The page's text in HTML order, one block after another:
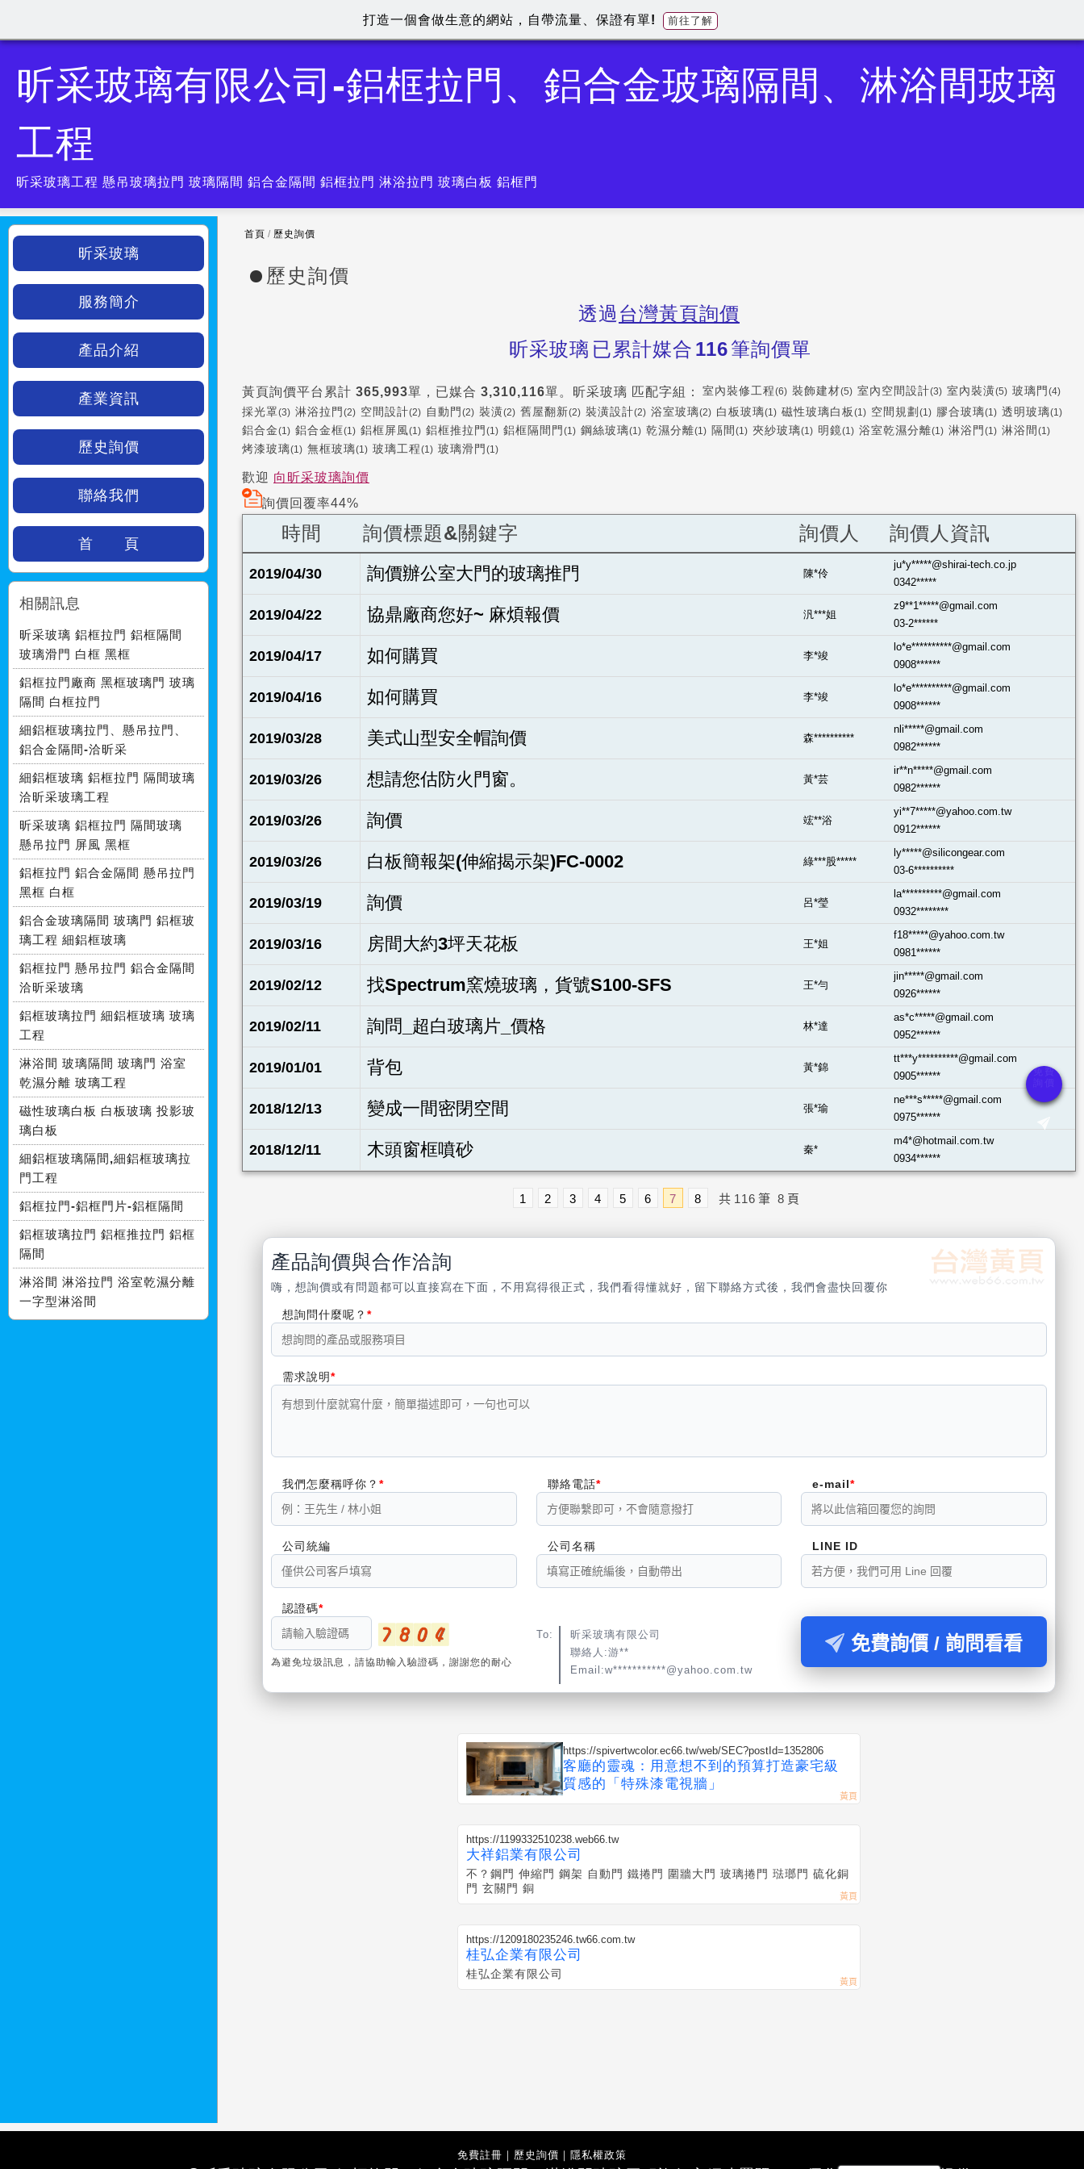
昕采玻璃有限公司-鋁框拉門、鋁合金玻璃隔間、淋浴間玻璃
工程
昕采玻璃工程 懸吊玻璃拉門 玻璃隔間 鋁合金隔間 鋁框拉門 淋浴拉門 玻璃白板 鋁框門
首頁 / 歷史詢價
歷史詢價
透過 台灣黃頁詢價
昕采玻璃 已累計媒合 116筆詢價單
黃頁詢價平台累計 365,993單，已媒合 3,310,116單。 昕采玻璃 匹配字組： 室內裝修工程(6) 裝飾建材(5) 室內空間設計(3) 室內裝潢(5) 玻璃門 (4)
採光罩(3) 淋浴拉門 (2) 空間設計(2) 自動門 (2) 裝潢(2) 舊屋翻新(2) 裝潢設計(2) 浴室玻璃(2) 白板玻璃(1) 磁性玻璃白板 (1) 空間規劃 (1) 膠合玻璃(1) 透明玻璃(1)
鋁合金(1) 鋁合金框(1) 鋁框屏風(1) 鋁框推拉門 (1) 鋁框隔間門 (1) 鋼絲玻璃(1) 乾濕分離(1) 隔間 (1) 夾紗玻璃(1) 明鏡(1) 浴室乾濕分離(1) 淋浴門 (1) 淋浴間 (1)
烤漆玻璃(1) 無框玻璃(1) 玻璃工程(1) 玻璃滑門 (1)
歡迎 向昕采玻璃詢價
詢價回覆率44%
時間 詢價標題&關鍵字 詢價人 詢價人資訊
2019/04/30 詢價辦公室大門的玻璃推門 陳*伶
ju*y*****@shirai-tech.co.jp
0342*****
2019/04/22 協鼎廠商您好~ 麻煩報價 汎***姐
z9**1*****@gmail.com
03-2******
2019/04/17 如何購買 李*竣
lo*e**********@gmail.com
0908******
2019/04/16 如何購買 李*竣
lo*e**********@gmail.com
0908******
2019/03/28 美式山型安全帽詢價 森**********
nli*****@gmail.com
0982******
2019/03/26 想請您估防火門窗。 黃*芸
ir**n*****@gmail.com
0982******
2019/03/26 詢價 竤**浴
yi**7*****@yahoo.com.tw
0912******
2019/03/26 白板簡報架(伸縮揭示架)FC-0002 綠***股*****
ly*****@silicongear.com
03-6**********
2019/03/19 詢價 呂*瑩
la**********@gmail.com
0932********
2019/03/16 房間大約3坪天花板 王*姐
f18*****@yahoo.com.tw
0981******
2019/02/12 找Spectrum窯燒玻璃，貨號S100-SFS 王*勻
jin*****@gmail.com
0926******
2019/02/11 詢問_超白玻璃片_價格 林*達
as*c*****@gmail.com
0952******
2019/01/01 背包 黃*錦
tt***y**********@gmail.com
0905******
2018/12/13 變成一間密閉空間 張*瑜
ne***s*****@gmail.com
0975******
2018/12/11 木頭窗框噴砂 秦*
m4*@hotmail.com.tw
0934******
1 2 3 4 5 6 7 8 共 116 筆 8 頁
產品詢價與合作洽詢
嗨，想詢價或有問題都可以直接寫在下面，不用寫得很正式，我們看得懂就好，留下聯絡方式後，我們會盡快回覆你
想詢問什麼呢？
需求說明
我們怎麼稱呼你？ 聯絡電話 e-mail
公司統編 公司名稱 LINE ID
認證碼
為避免垃圾訊息，請協助輸入驗證碼，謝謝您的耐心
To:
昕采玻璃有限公司
聯絡人:游**
Email:w***********@yahoo.com.tw
免費詢價 / 詢問看看
https://spivertwcolor.ec66.tw/web/SEC?postId=1352806
客廳的靈魂：用意想不到的預算打造豪宅級
質感的「特殊漆電視牆」
https://1199332510238.web66.tw
大祥鋁業有限公司
不？鋼門 伸縮門 鋼架 自動門 鐵捲門 圍牆大門 玻璃捲門 琺瑯門 硫化銅
門 玄關門 銅
https://1209180235246.tw66.com.tw
桂弘企業有限公司
桂弘企業有限公司
昕采玻璃
服務簡介
產品介紹
產業資訊
歷史詢價
聯絡我們
首 頁
相關訊息
昕采玻璃 鋁框拉門 鋁框隔間
玻璃滑門 白框 黑框
鋁框拉門廠商 黑框玻璃門 玻璃
隔間 白框拉門
細鋁框玻璃拉門、懸吊拉門、
鋁合金隔間-洽昕采
細鋁框玻璃 鋁框拉門 隔間玻璃
洽昕采玻璃工程
昕采玻璃 鋁框拉門 隔間玻璃
懸吊拉門 屏風 黑框
鋁框拉門 鋁合金隔間 懸吊拉門
黑框 白框
鋁合金玻璃隔間 玻璃門 鋁框玻
璃工程 細鋁框玻璃
鋁框拉門 懸吊拉門 鋁合金隔間
洽昕采玻璃
鋁框玻璃拉門 細鋁框玻璃 玻璃
工程
淋浴間 玻璃隔間 玻璃門 浴室
乾濕分離 玻璃工程
磁性玻璃白板 白板玻璃 投影玻
璃白板
細鋁框玻璃隔間,細鋁框玻璃拉
門工程
鋁框拉門-鋁框門片-鋁框隔間
鋁框玻璃拉門 鋁框推拉門 鋁框
隔間
淋浴間 淋浴拉門 浴室乾濕分離
一字型淋浴間
免費註冊 ｜ 歷史詢價 ｜ 隱私權政策
打造一個會做生意的網站，自帶流量、保證有單! 前往了解